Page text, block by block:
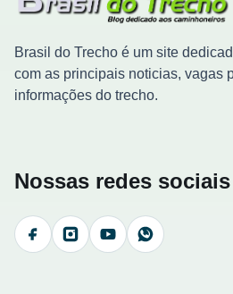
Brasil do Trecho é um site
com as principais noticias, vagas
informações do trecho.
Nossas redes sociais
FacebookInstagramYouTubeWhatsApp